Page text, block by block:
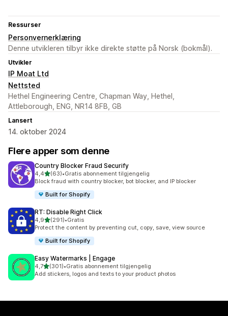
Ressurser
Personvernerklæring
Denne utvikleren tilbyr ikke direkte støtte på Norsk (bokmål).
Utvikler
IP Moat Ltd
Nettsted
Hethel Engineering Centre, Chapman Way, Hethel,
Attleborough, ENG, NR14 8FB, GB
Lansert
14. oktober 2024
Flere apper som denne
Country Blocker Fraud Securify
4,4av 5 stjerner
(63)
Totalt 63 omtaler
•Gratis abonnement tilgjengelig
Block fraud with country blocker, bot blocker, and IP blocker
Built for Shopify
RT: Disable Right Click
4,9av 5 stjerner
(291)
Totalt 291 omtaler
•Gratis
Protect the content by preventing cut, copy, save, view source
Built for Shopify
Easy Watermarks | Engage
4,7av 5 stjerner
(301)
Totalt 301 omtaler
•Gratis abonnement tilgjengelig
Add stickers, logos and texts to your product photos